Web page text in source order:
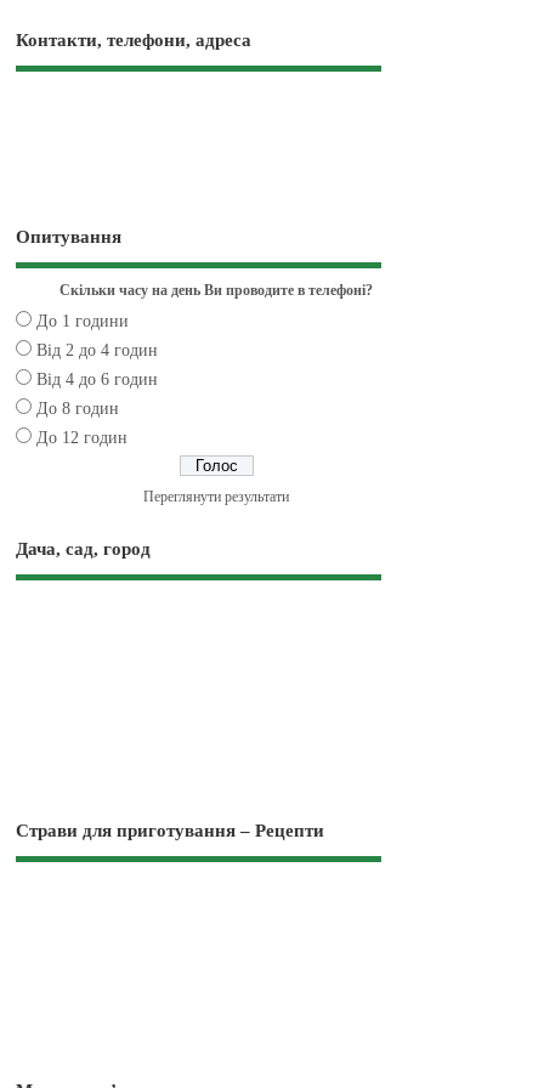
Контакти, телефони, адреса
Опитування
Скільки часу на день Ви проводите в телефоні?
До 1 години
Від 2 до 4 годин
Від 4 до 6 годин
До 8 годин
До 12 годин
Переглянути результати
Дача, сад, город
Страви для приготування – Рецепти